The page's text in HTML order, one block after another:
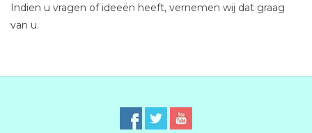
Indien u vragen of ideeën heeft, vernemen wij dat graag
van u.